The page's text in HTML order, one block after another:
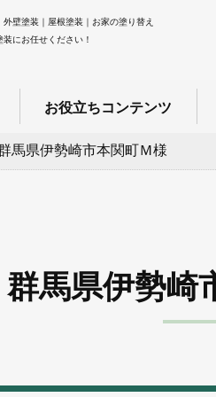
壁塗装｜屋根塗装｜お家の塗り替え
にお任せください！
お役立ちコンテンツ
馬県伊勢崎市本関町Ｍ様
群馬県伊勢崎